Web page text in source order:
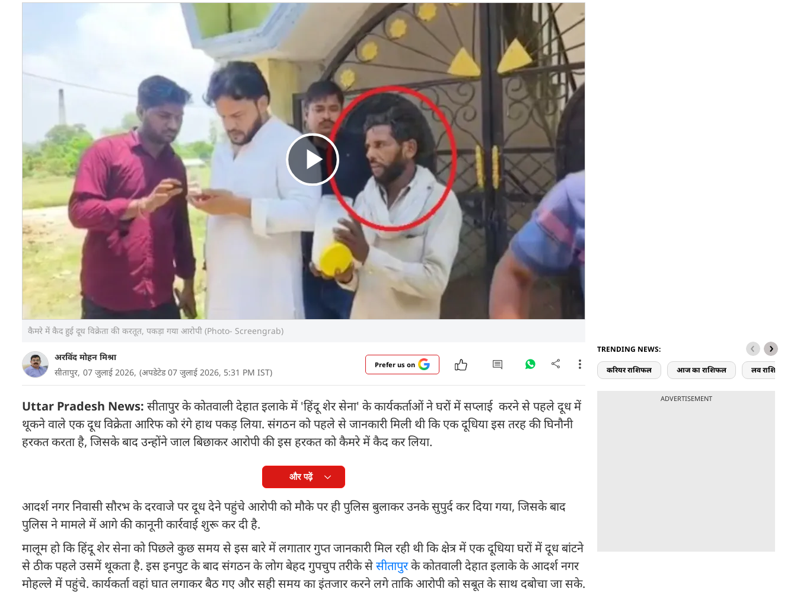
कैमरे में कैद हुई दूध विक्रेता की करतूत, पकड़ा गया आरोपी (Photo- Screengrab)
अरविंद मोहन मिश्रा
सीतापुर, 07 जुलाई 2026, (अपडेटेड 07 जुलाई 2026, 5:31 PM IST)
Prefer us on
Uttar Pradesh News: सीतापुर के कोतवाली देहात इलाके में 'हिंदू शेर सेना' के कार्यकर्ताओं ने घरों में सप्लाई करने से पहले दूध में
थूकने वाले एक दूध विक्रेता आरिफ को रंगे हाथ पकड़ लिया. संगठन को पहले से जानकारी मिली थी कि एक दूधिया इस तरह की घिनौनी
हरकत करता है, जिसके बाद उन्होंने जाल बिछाकर आरोपी की इस हरकत को कैमरे में कैद कर लिया.
और पढ़ें
आदर्श नगर निवासी सौरभ के दरवाजे पर दूध देने पहुंचे आरोपी को मौके पर ही पुलिस बुलाकर उनके सुपुर्द कर दिया गया, जिसके बाद
पुलिस ने मामले में आगे की कानूनी कार्रवाई शुरू कर दी है.
मालूम हो कि हिंदू शेर सेना को पिछले कुछ समय से इस बारे में लगातार गुप्त जानकारी मिल रही थी कि क्षेत्र में एक दूधिया घरों में दूध बांटने
से ठीक पहले उसमें थूकता है. इस इनपुट के बाद संगठन के लोग बेहद गुपचुप तरीके सेसीतापुरके कोतवाली देहात इलाके के आदर्श नगर
मोहल्ले में पहुंचे. कार्यकर्ता वहां घात लगाकर बैठ गए और सही समय का इंतजार करने लगे ताकि आरोपी को सबूत के साथ दबोचा जा सके.
TRENDING NEWS:
करियर राशिफल आज का राशिफल लव राशिफल
ADVERTISEMENT